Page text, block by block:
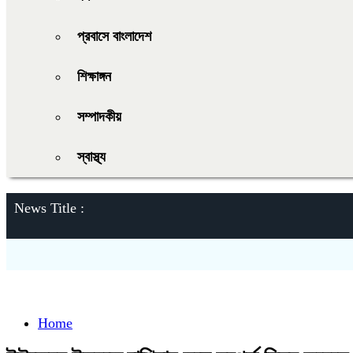
প্রবাসে বাংলাদেশ
শিক্ষাঙ্গন
সম্পাদকীয়
স্বাস্থ্য
News Title :
Home